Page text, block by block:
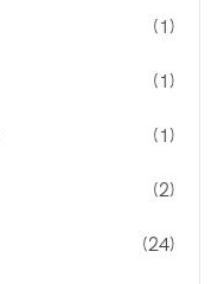
(1)
(1)
(1)
(2)
(24)